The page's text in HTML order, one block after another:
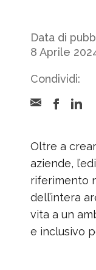
Data di
8 Aprile
Condividi:
Oltre a
aziende,
riferimento
dell’intera
vita a un
e inclusivo